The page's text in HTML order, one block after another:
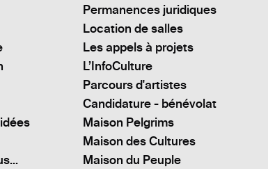
Permanences juridiques
Location de salles
Les appels à projets
L’InfoCulture
Parcours d'artistes
Candidature - bénévolat
Maison Pelgrims
Maison des Cultures
Maison du Peuple